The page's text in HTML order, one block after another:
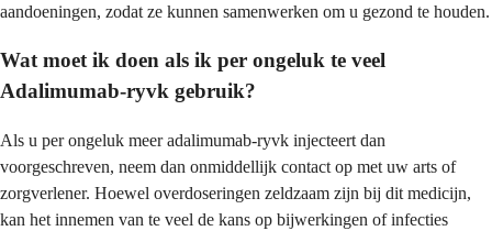
aandoeningen, zodat ze kunnen samenwerken om u gezond te houden.
Wat moet ik doen als ik per ongeluk te veel
Adalimumab-ryvk gebruik?
Als u per ongeluk meer adalimumab-ryvk injecteert dan
voorgeschreven, neem dan onmiddellijk contact op met uw arts of
zorgverlener. Hoewel overdoseringen zeldzaam zijn bij dit medicijn,
kan het innemen van te veel de kans op bijwerkingen of infecties